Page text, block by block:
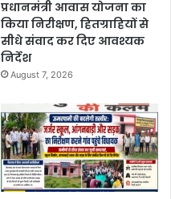
प्रधानमंत्री आवास योजना का
किया निरीक्षण, हितग्राहियों से
सीधे संवाद कर दिए आवश्यक
निर्देश
August 7, 2026